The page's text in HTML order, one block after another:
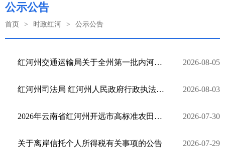
公示公告
首页 > 时政红河 > 公示公告
红河州交通运输局关于全州第一批内河通航水域认定结果的公告 2026-08-05
红河州司法局 红河州人民政府行政执法协调监督局关于红河州宗教事务局行政执法主体资格的公告 2026-08-03
2026年云南省红河州开远市高标准农田建设项目公示 2026-07-30
关于离岸信托个人所得税有关事项的公告 2026-07-29